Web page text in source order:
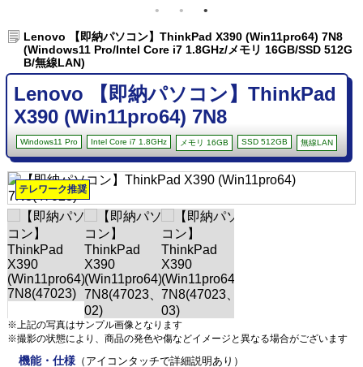
Lenovo 【即納パソコン】ThinkPad X390 (Win11pro64) 7N8
(Windows11 Pro/Intel Core i7 1.8GHz/メモリ 16GB/SSD 512G
B/無線LAN)
Lenovo 【即納パソコン】ThinkPad
X390 (Win11pro64) 7N8
Windows11 Pro Intel Core i7 1.8GHz メモリ 16GB SSD 512GB 無線LAN
テレワーク推奨
※上記の写真はサンプル画像となります
※撮影の状態により、商品の発色や傷などイメージと異なる場合がございます
機能・仕様（アイコンタッチで詳細説明あり）